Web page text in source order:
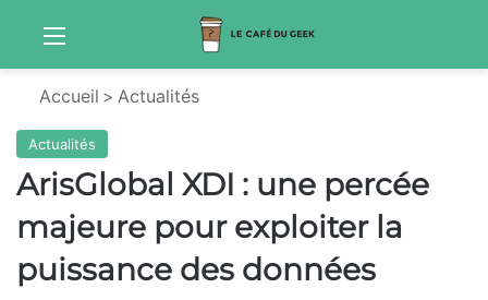
Menu
Accueil > Actualités
Actualités
ArisGlobal XDI : une percée
majeure pour exploiter la
puissance des données